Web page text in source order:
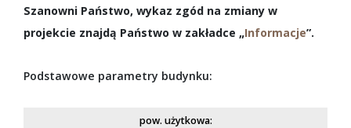
Szanowni Państwo, wykaz zgód na zmiany w
projekcie znajdą Państwo w zakładce „Informacje”.
Podstawowe parametry budynku:
pow. użytkowa: